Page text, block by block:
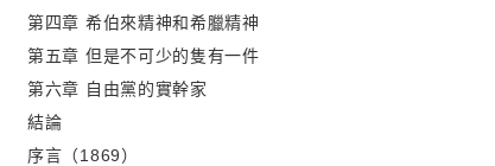
第四章 希伯來精神和希臘精神
第五章 但是不可少的隻有一件
第六章 自由黨的實幹家
結論
序言（1869）